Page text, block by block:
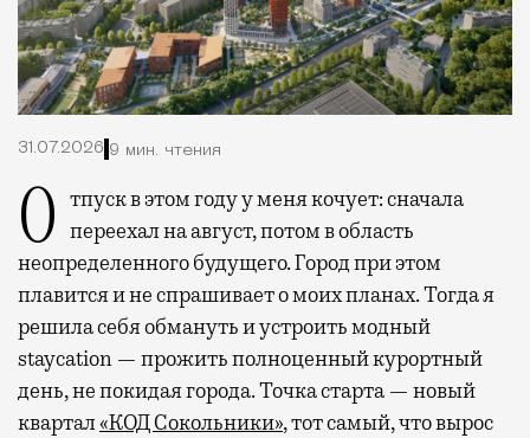
31.07.2026 9 мин. чтения
Отпуск в этом году у меня кочует: сначала переехал на август, потом в область
неопределенного будущего. Город при этом
плавится и не спрашивает о моих планах. Тогда я
решила себя обмануть и устроить модный
staycation — прожить полноценный курортный
день, не покидая города. Точка старта — новый
квартал«КОД Сокольники», тот самый, что вырос